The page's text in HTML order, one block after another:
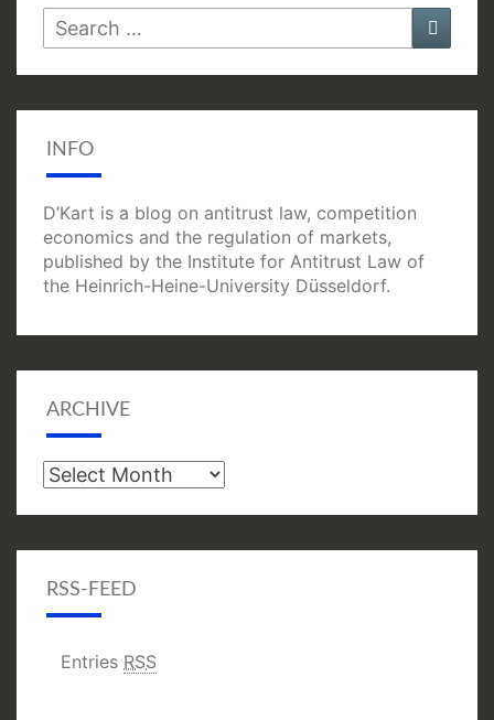
Search
for:
INFO
D’Kart is a blog on antitrust law, competition
economics and the regulation of markets,
published by the Institute for Antitrust Law of
the Heinrich-Heine-University Düsseldorf.
ARCHIVE
Archive
RSS-FEED
Entries RSS